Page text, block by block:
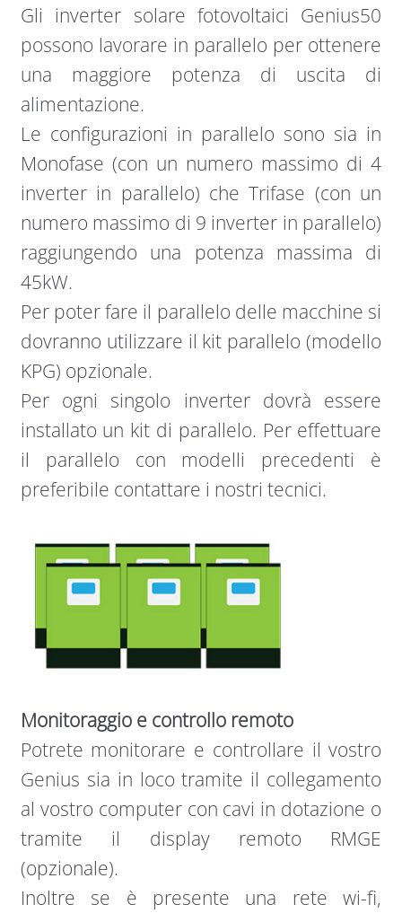
Gli inverter solare fotovoltaici Genius50
possono lavorare in parallelo per ottenere
una maggiore potenza di uscita di
alimentazione.
Le configurazioni in parallelo sono sia in
Monofase (con un numero massimo di 4
inverter in parallelo) che Trifase (con un
numero massimo di 9 inverter in parallelo)
raggiungendo una potenza massima di
45kW.
Per poter fare il parallelo delle macchine si
dovranno utilizzare il kit parallelo (modello
KPG) opzionale.
Per ogni singolo inverter dovrà essere
installato un kit di parallelo. Per effettuare
il parallelo con modelli precedenti è
preferibile contattare i nostri tecnici.
Monitoraggio e controllo remoto
Potrete monitorare e controllare il vostro
Genius sia in loco tramite il collegamento
al vostro computer con cavi in dotazione o
tramite il display remoto RMGE
(opzionale).
Inoltre se è presente una rete wi-fi,